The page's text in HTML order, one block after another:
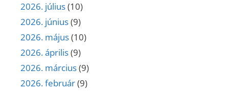
2026. július(10)
2026. június(9)
2026. május(10)
2026. április(9)
2026. március(9)
2026. február(9)